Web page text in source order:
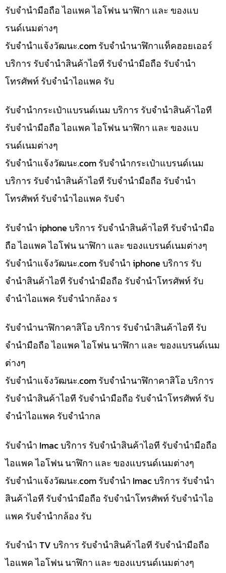
รับจำนำมือถือ ไอแพค ไอโฟน นาฬิกา และ ของแบ
รนด์เนมต่างๆ
รับจํานําแจ้งวัฒนะ.com รับจำนำนาฬิกาแท็คฮอยเออร์
บริการ รับจำนำสินค้าไอที รับจำนำมือถือ รับจำนำ
โทรศัพท์ รับจำนำไอแพค รับ
รับจำนำกระเป๋าแบรนด์เนม บริการ รับจำนำสินค้าไอที
รับจำนำมือถือ ไอแพค ไอโฟน นาฬิกา และ ของแบ
รนด์เนมต่างๆ
รับจํานําแจ้งวัฒนะ.com รับจำนำกระเป๋าแบรนด์เนม
บริการ รับจำนำสินค้าไอที รับจำนำมือถือ รับจำนำ
โทรศัพท์ รับจำนำไอแพค รับจำ
รับจำนำ iphone บริการ รับจำนำสินค้าไอที รับจำนำมือ
ถือ ไอแพค ไอโฟน นาฬิกา และ ของแบรนด์เนมต่างๆ
รับจํานําแจ้งวัฒนะ.com รับจำนำ iphone บริการ รับ
จำนำสินค้าไอที รับจำนำมือถือ รับจำนำโทรศัพท์ รับ
จำนำไอแพค รับจำนำกล้อง ร
รับจำนำนาฬิกาคาสิโอ บริการ รับจำนำสินค้าไอที รับ
จำนำมือถือ ไอแพค ไอโฟน นาฬิกา และ ของแบรนด์เนม
ต่างๆ
รับจํานําแจ้งวัฒนะ.com รับจำนำนาฬิกาคาสิโอ บริการ
รับจำนำสินค้าไอที รับจำนำมือถือ รับจำนำโทรศัพท์ รับ
จำนำไอแพค รับจำนำกล
รับจำนำ Imac บริการ รับจำนำสินค้าไอที รับจำนำมือถือ
ไอแพค ไอโฟน นาฬิกา และ ของแบรนด์เนมต่างๆ
รับจํานําแจ้งวัฒนะ.com รับจำนำ Imac บริการ รับจำนำ
สินค้าไอที รับจำนำมือถือ รับจำนำโทรศัพท์ รับจำนำไอ
แพค รับจำนำกล้อง รับ
รับจำนำ TV บริการ รับจำนำสินค้าไอที รับจำนำมือถือ
ไอแพค ไอโฟน นาฬิกา และ ของแบรนด์เนมต่างๆ